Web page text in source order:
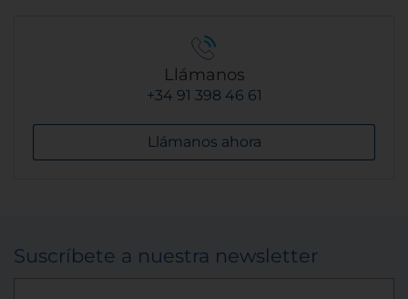
Llámanos
+34 91 398 46 61
Llámanos ahora
Suscríbete a nuestra newsletter